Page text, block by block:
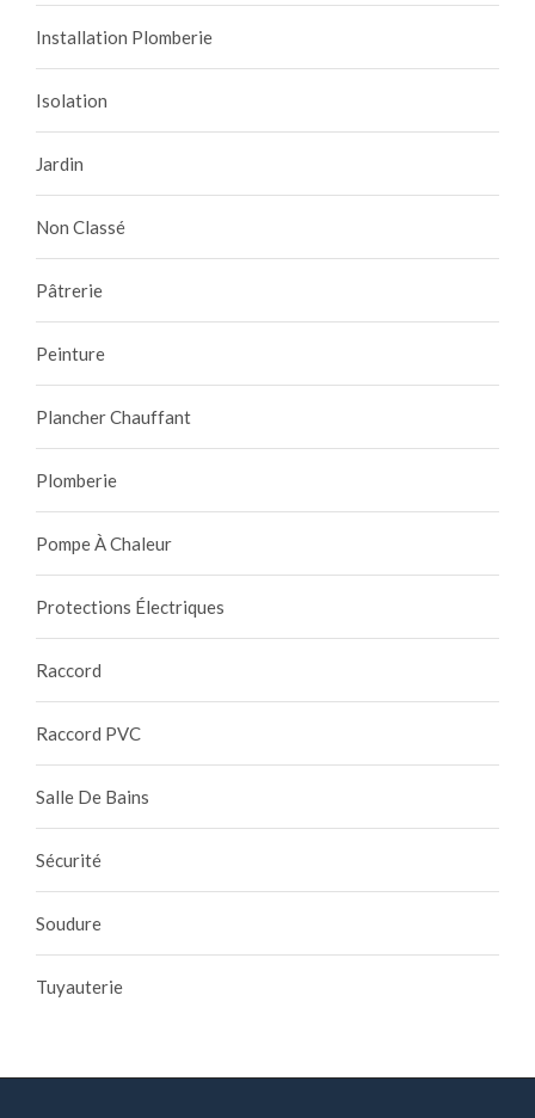
Installation Plomberie
Isolation
Jardin
Non Classé
Pâtrerie
Peinture
Plancher Chauffant
Plomberie
Pompe À Chaleur
Protections Électriques
Raccord
Raccord PVC
Salle De Bains
Sécurité
Soudure
Tuyauterie